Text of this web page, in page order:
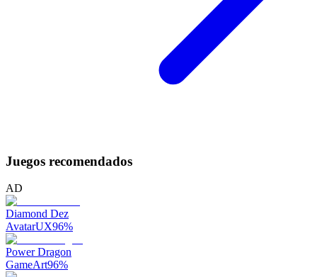
Juegos recomendados
AD
Diamond Dez
AvatarUX96%
Power Dragon
GameArt96%